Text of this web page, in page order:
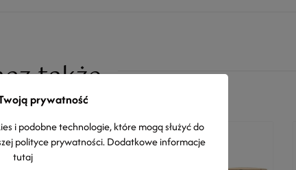
także
prywatność
i podobne technologie, które mogą służyć do
polityce prywatności. Dodatkowe informacje
tutaj